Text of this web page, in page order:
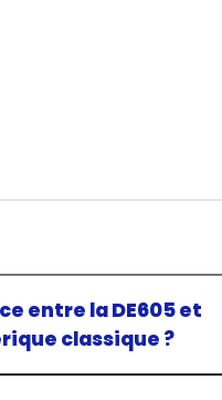
entre la DE605 et
classique ?